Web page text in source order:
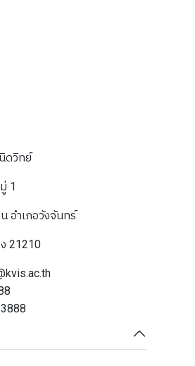
นิดวิทย์
1
อำเภอวังจันทร์
21210